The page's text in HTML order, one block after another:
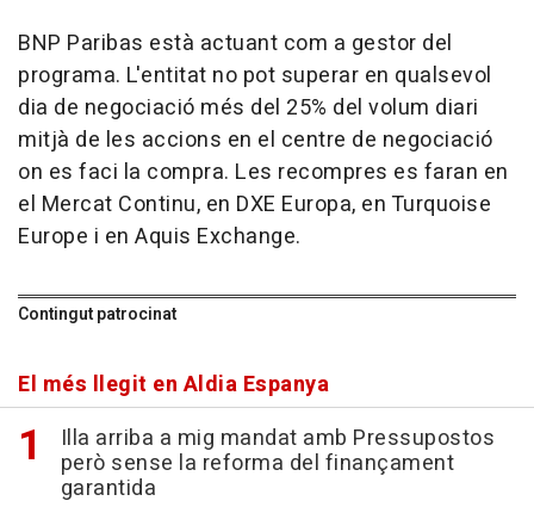
BNP Paribas està actuant com a gestor del
programa. L'entitat no pot superar en qualsevol
dia de negociació més del 25% del volum diari
mitjà de les accions en el centre de negociació
on es faci la compra. Les recompres es faran en
el Mercat Continu, en DXE Europa, en Turquoise
Europe i en Aquis Exchange.
Contingut patrocinat
El més llegit en Aldia Espanya
Illa arriba a mig mandat amb Pressupostos
però sense la reforma del finançament
garantida